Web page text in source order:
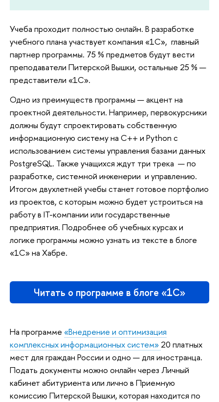
Учеба проходит полностью онлайн. В разработке
учебного плана участвует компания «1С», главный
партнер программы. 75 % предметов будут вести
преподаватели Питерской Вышки, остальные 25 % —
представители «1С».
Одно из преимуществ программы — акцент на
проектной деятельности. Например, первокурсники
должны будут спроектировать собственную
информационную систему на C++ и Python с
использованием системы управления базами данных
PostgreSQL. Также учащихся ждут три трека — по
разработке, системной инженерии и управлению.
Итогом двухлетней учебы станет готовое портфолио
из проектов, с которым можно будет устроиться на
работу в IT-компании или государственные
предприятия. Подробнее об учебных курсах и
логике программы можно узнать из тексте в блоге
«1С» на Хабре.
Читать о программе в блоге «1С»
На программе «Внедрение и оптимизация
комплексных информационных систем» 20 платных
мест для граждан России и одно — для иностранца.
Подать документы можно онлайн через Личный
кабинет абитуриента или лично в Приемную
комиссию Питерской Вышки, которая находится по